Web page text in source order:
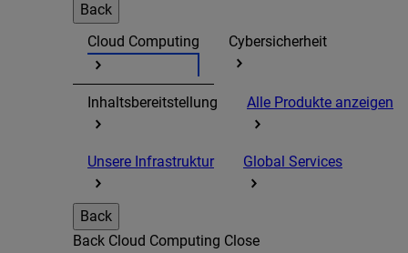
Back
Cloud Computing
Cybersicherheit
Inhaltsbereitstellung Alle Produkte anzeigen
Unsere Infrastruktur Global Services
Back
Back Cloud Computing Close